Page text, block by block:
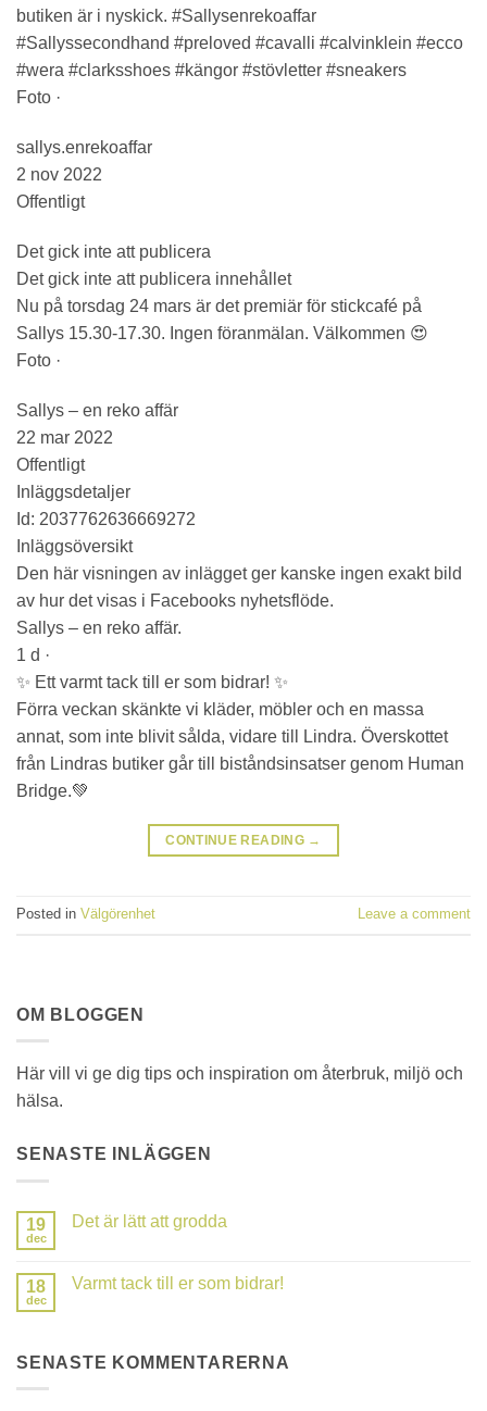
butiken är i nyskick. #Sallysenrekoaffar
#Sallyssecondhand #preloved #cavalli #calvinklein #ecco
#wera #clarksshoes #kängor #stövletter #sneakers
Foto ·
sallys.enrekoaffar
2 nov 2022
Offentligt
Det gick inte att publicera
Det gick inte att publicera innehållet
Nu på torsdag 24 mars är det premiär för stickcafé på
Sallys 15.30-17.30. Ingen föranmälan. Välkommen 😍
Foto ·
Sallys – en reko affär
22 mar 2022
Offentligt
Inläggsdetaljer
Id: 2037762636669272
Inläggsöversikt
Den här visningen av inlägget ger kanske ingen exakt bild
av hur det visas i Facebooks nyhetsflöde.
Sallys – en reko affär.
1 d ·
✨ Ett varmt tack till er som bidrar! ✨
Förra veckan skänkte vi kläder, möbler och en massa
annat, som inte blivit sålda, vidare till Lindra. Överskottet
från Lindras butiker går till biståndsinsatser genom Human
Bridge.💚
CONTINUE READING →
Posted in Välgörenhet Leave a comment
OM BLOGGEN
Här vill vi ge dig tips och inspiration om återbruk, miljö och
hälsa.
SENASTE INLÄGGEN
19
dec
Det är lätt att grodda
Det
18
dec
Varmt tack till er som bidrar!
tack
SENASTE KOMMENTARERNA